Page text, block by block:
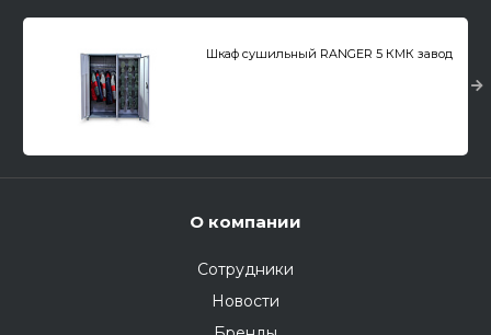
Шкаф сушильный RANGER 5 КМК завод
О компании
Сотрудники
Новости